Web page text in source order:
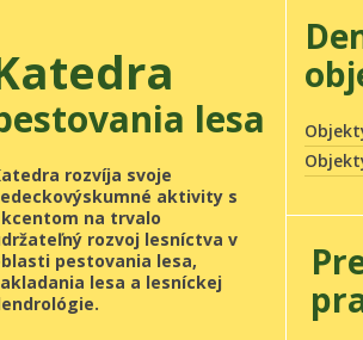
lesa
rozvíja svoje
aktivity s
na trvalo
rozvoj lesníctva v
pestovania lesa,
lesa a lesníckej